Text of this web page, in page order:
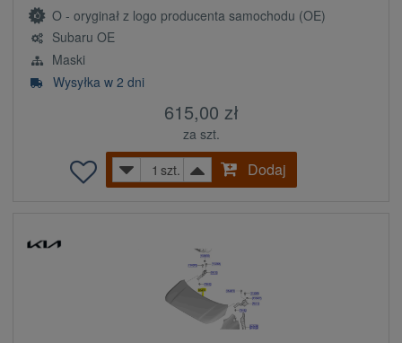
O - oryginał z logo producenta samochodu (OE)
Subaru OE
Maski
Wysyłka w 2 dni
615,00 zł
za szt.
szt.
Dodaj